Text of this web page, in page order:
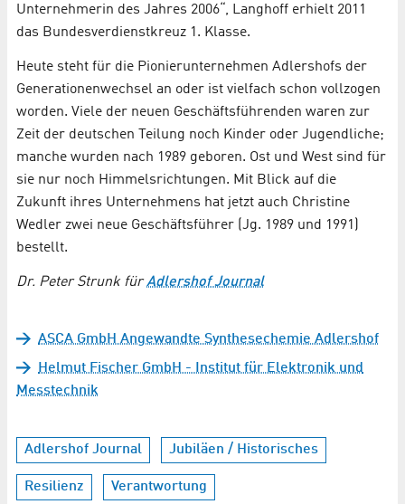
Unternehmerin des Jahres 2006“, Langhoff erhielt 2011
das Bundesverdienstkreuz 1. Klasse.
Heute steht für die Pionierunternehmen Adlershofs der
Generationenwechsel an oder ist vielfach schon vollzogen
worden. Viele der neuen Geschäftsführenden waren zur
Zeit der deutschen Teilung noch Kinder oder Jugendliche;
manche wurden nach 1989 geboren. Ost und West sind für
sie nur noch Himmelsrichtungen. Mit Blick auf die
Zukunft ihres Unternehmens hat jetzt auch Christine
Wedler zwei neue Geschäftsführer (Jg. 1989 und 1991)
bestellt.
Dr. Peter Strunk fürAdlershof Journal
ASCA GmbH Angewandte Synthesechemie Adlershof
Helmut Fischer GmbH - Institut für Elektronik und
Messtechnik
Adlershof Journal Jubiläen / Historisches
Resilienz Verantwortung